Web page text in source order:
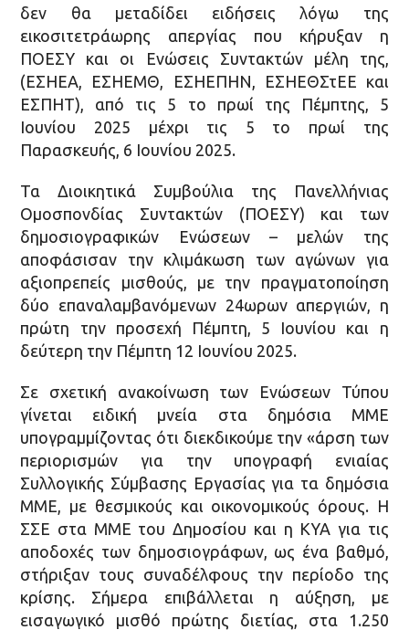
δεν θα μεταδίδει ειδήσεις λόγω της
εικοσιτετράωρης απεργίας που κήρυξαν η
ΠΟΕΣΥ και οι Ενώσεις Συντακτών μέλη της,
(ΕΣΗΕΑ, ΕΣΗΕΜΘ, ΕΣΗΕΠΗΝ, ΕΣΗΕΘΣτΕΕ και
ΕΣΠΗΤ), από τις 5 το πρωί της Πέμπτης, 5
Ιουνίου 2025 μέχρι τις 5 το πρωί της
Παρασκευής, 6 Ιουνίου 2025.
Τα Διοικητικά Συμβούλια της Πανελλήνιας
Ομοσπονδίας Συντακτών (ΠΟΕΣΥ) και των
δημοσιογραφικών Ενώσεων – μελών της
αποφάσισαν την κλιμάκωση των αγώνων για
αξιοπρεπείς μισθούς, με την πραγματοποίηση
δύο επαναλαμβανόμενων 24ωρων απεργιών, η
πρώτη την προσεχή Πέμπτη, 5 Ιουνίου και η
δεύτερη την Πέμπτη 12 Ιουνίου 2025.
Σε σχετική ανακοίνωση των Ενώσεων Τύπου
γίνεται ειδική μνεία στα δημόσια ΜΜΕ
υπογραμμίζοντας ότι διεκδικούμε την «άρση των
περιορισμών για την υπογραφή ενιαίας
Συλλογικής Σύμβασης Εργασίας για τα δημόσια
ΜΜΕ, με θεσμικούς και οικονομικούς όρους. Η
ΣΣΕ στα ΜΜΕ του Δημοσίου και η ΚΥΑ για τις
αποδοχές των δημοσιογράφων, ως ένα βαθμό,
στήριξαν τους συναδέλφους την περίοδο της
κρίσης. Σήμερα επιβάλλεται η αύξηση, με
εισαγωγικό μισθό πρώτης διετίας, στα 1.250